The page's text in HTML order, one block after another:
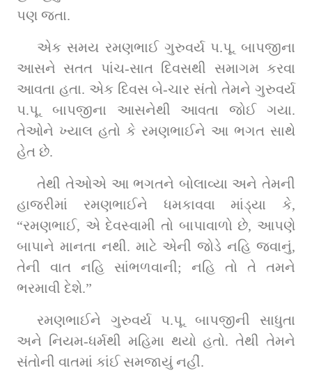
પણ જતા.
એક સમય રમણભાઈ ગુરુવર્ય પ.પૂ. બાપજીના
આસને સતત પાંચ-સાત દિવસથી સમાગમ કરવા
આવતા હતા. એક દિવસ બે-ચાર સંતો તેમને ગુરુવર્ય
પ.પૂ. બાપજીના આસનેથી આવતા જોઈ ગયા.
તેઓને ખ્યાલ હતો કે રમણભાઈને આ ભગત સાથે
હેત છે.
તેથી તેઓએ આ ભગતને બોલાવ્યા અને તેમની
હાજરીમાં રમણભાઈને ધમકાવવા માંડ્યા કે,
“રમણભાઈ, એ દેવસ્વામી તો બાપાવાળો છે, આપણે
બાપાને માનતા નથી. માટે એની જોડે નહિ જવાનું,
તેની વાત નહિ સાંભળવાની; નહિ તો તે તમને
ભરમાવી દેશે.”
રમણભાઈને ગુરુવર્ય પ.પૂ. બાપજીની સાધુતા
અને નિયમ-ધર્મથી મહિમા થયો હતો. તેથી તેમને
સંતોની વાતમાં કાંઈ સમજાયું નહીં.